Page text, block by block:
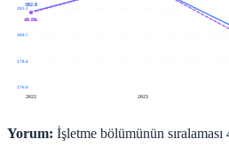
383.1
380.7
378.4
376.0
2022
2023
382.8
48.8K
Yorum: İşletme bölümünün